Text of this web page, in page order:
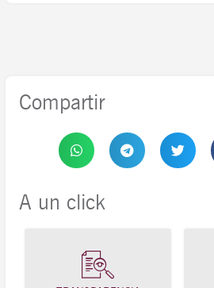
Compartir
A un click